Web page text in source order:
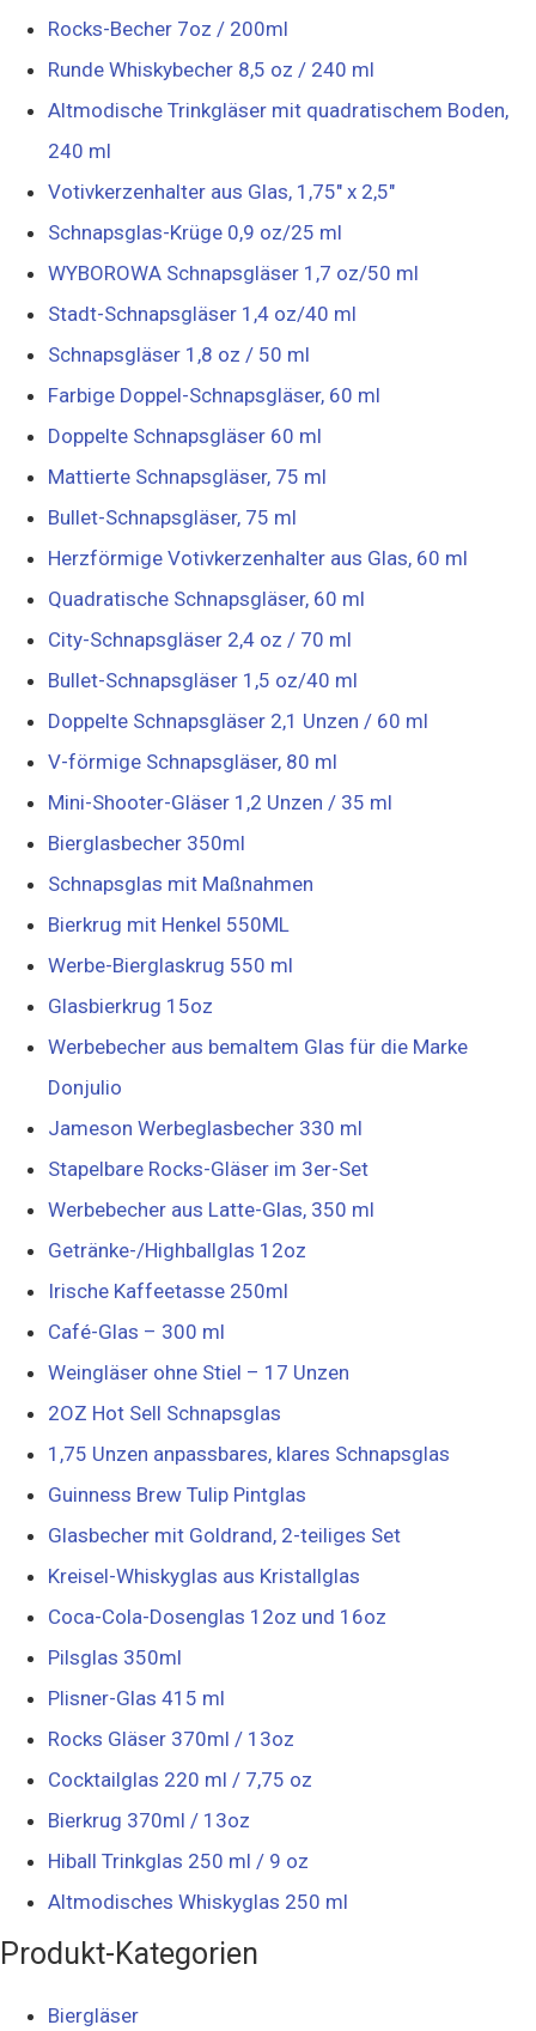
Rocks-Becher 7oz / 200ml
Runde Whiskybecher 8,5 oz / 240 ml
Altmodische Trinkgläser mit quadratischem Boden,
240 ml
Votivkerzenhalter aus Glas, 1,75" x 2,5"
Schnapsglas-Krüge 0,9 oz/25 ml
WYBOROWA Schnapsgläser 1,7 oz/50 ml
Stadt-Schnapsgläser 1,4 oz/40 ml
Schnapsgläser 1,8 oz / 50 ml
Farbige Doppel-Schnapsgläser, 60 ml
Doppelte Schnapsgläser 60 ml
Mattierte Schnapsgläser, 75 ml
Bullet-Schnapsgläser, 75 ml
Herzförmige Votivkerzenhalter aus Glas, 60 ml
Quadratische Schnapsgläser, 60 ml
City-Schnapsgläser 2,4 oz / 70 ml
Bullet-Schnapsgläser 1,5 oz/40 ml
Doppelte Schnapsgläser 2,1 Unzen / 60 ml
V-förmige Schnapsgläser, 80 ml
Mini-Shooter-Gläser 1,2 Unzen / 35 ml
Bierglasbecher 350ml
Schnapsglas mit Maßnahmen
Bierkrug mit Henkel 550ML
Werbe-Bierglaskrug 550 ml
Glasbierkrug 15oz
Werbebecher aus bemaltem Glas für die Marke
Donjulio
Jameson Werbeglasbecher 330 ml
Stapelbare Rocks-Gläser im 3er-Set
Werbebecher aus Latte-Glas, 350 ml
Getränke-/Highballglas 12oz
Irische Kaffeetasse 250ml
Café-Glas – 300 ml
Weingläser ohne Stiel – 17 Unzen
2OZ Hot Sell Schnapsglas
1,75 Unzen anpassbares, klares Schnapsglas
Guinness Brew Tulip Pintglas
Glasbecher mit Goldrand, 2-teiliges Set
Kreisel-Whiskyglas aus Kristallglas
Coca-Cola-Dosenglas 12oz und 16oz
Pilsglas 350ml
Plisner-Glas 415 ml
Rocks Gläser 370ml / 13oz
Cocktailglas 220 ml / 7,75 oz
Bierkrug 370ml / 13oz
Hiball Trinkglas 250 ml / 9 oz
Altmodisches Whiskyglas 250 ml
Produkt-Kategorien
Biergläser